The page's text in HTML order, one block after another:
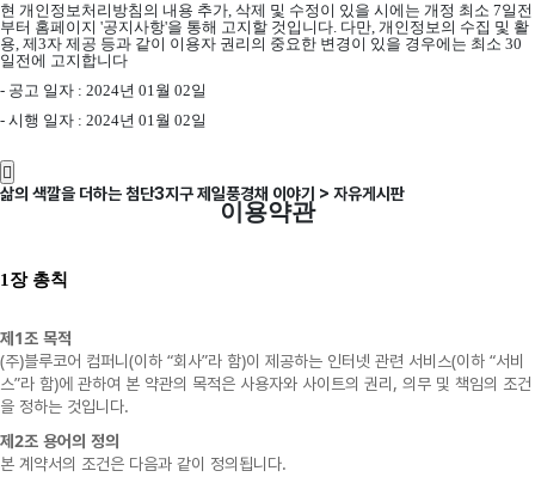
현 개인정보처리방침의 내용 추가, 삭제 및 수정이 있을 시에는 개정 최소 7일전
부터 홈페이지 '공지사항'을 통해 고지할 것입니다. 다만, 개인정보의 수집 및 활
용, 제3자 제공 등과 같이 이용자 권리의 중요한 변경이 있을 경우에는 최소 30
일전에 고지합니다
- 공고 일자 : 2024년 01월 02일
- 시행 일자 : 2024년 01 월 02일
삶의 색깔을 더하는 첨단3지구 제일풍경채 이야기 > 자유게시판
이용약관
1 장 총칙
제 1조 목적
(주)블루코어 컴퍼니 (이하 “회사”라 함)이 제공하는 인터넷 관련 서비스(이하 “서비
스”라 함)에 관하여 본 약관의 목적은 사용자와 사이트의 권리 , 의무 및 책임의 조건
을 정하는 것입니다.
제 2조 용어의 정의
본 계약서의 조건은 다음과 같이 정의됩니다.